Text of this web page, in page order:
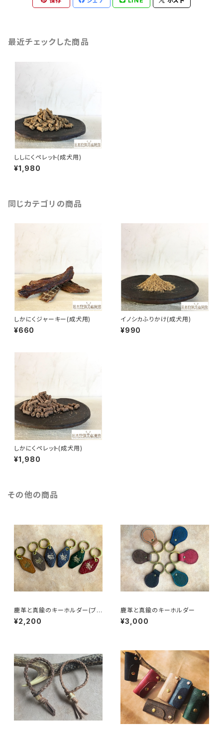
最近チェックした商品
ししにくペレット(成犬用)
¥1,980
同じカテゴリの商品
しかにくジャーキー(成犬用)
¥660
イノシカふりかけ(成犬用)
¥990
しかにくペレット(成犬用)
¥1,980
その他の商品
鹿革と真鍮のキーホルダー(ブラ
ンドロゴ入り)
¥2,200
鹿革と真鍮のキーホルダー
¥3,000